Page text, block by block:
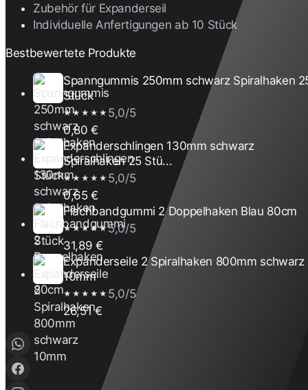
Zubehör für Expanderseil
Individuelle Anfertigungen ab 10 Stück
Bestbewertete Produkte
Spanngummis 250mm schwarz Spiralhaken
Stück
★★★★★ 5,0/5
0,80 €
Expanderschlingen 130mm schwarz
Spiralhaken 25 Stü...
★★★★★ 5,0/5
0,65 €
Flachbandgummi 2 Doppelhaken Blau 80cm
★★★★★5,0/5
31,89 €
Expanderseile 2 Spiralhaken 800mm schwarz
10mm
★★★★★ 5,0/5
26,51 €